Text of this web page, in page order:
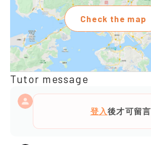
Check the map
Tutor message
登入後才可留言